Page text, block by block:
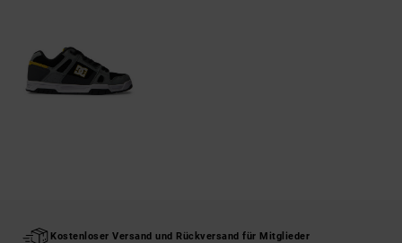
Kostenloser Versand und Rückversand für Mitglieder